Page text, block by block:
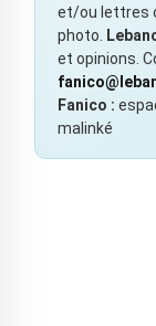
et/ou lettres
photo.
et opinions.
Fanico :
malinké